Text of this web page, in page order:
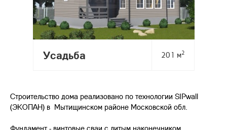
Усадьба 201 м2
Строительство дома реализовано по технологии SIPwall
(ЭКОПАН) в Мытищинском районе Московской обл.
Фундамент - винтовые сваи с литым наконечником.